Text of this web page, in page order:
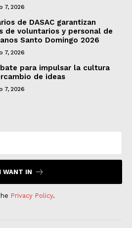
7, 2026
de DASAC garantizan
de voluntarios y personal de
Santo Domingo 2026
7, 2026
para impulsar la cultura
de ideas
7, 2026
I WANT IN
Privacy Policy.